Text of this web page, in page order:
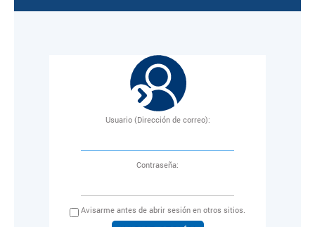
Usuario (Dirección de correo):
Contraseña:
Avisarme antes de abrir sesión en otros sitios.